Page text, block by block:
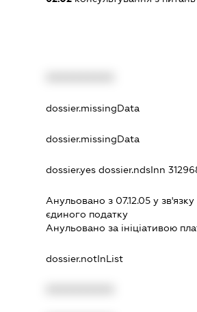
dossier.missingData
dossier.missingData
dossier.yes dossier.ndsInn
Анульовано з 07.12.05 у зв'язку
єдиного податку
Анульовано за iнiцiативою
dossier.notInList